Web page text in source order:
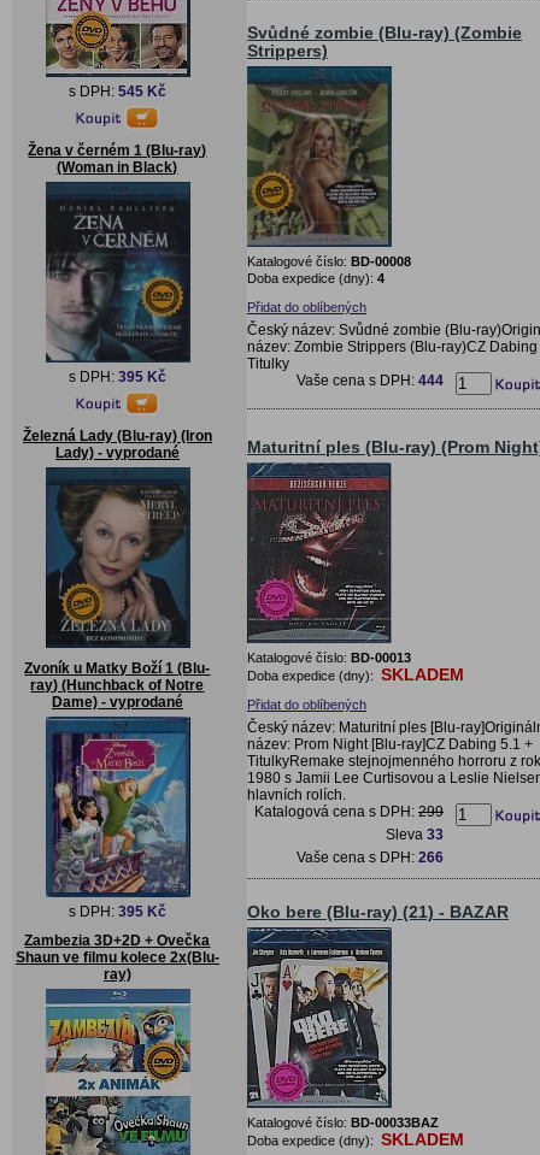
s DPH: 545 Kč
Žena v černém 1 (Blu-ray)
(Woman in Black)
s DPH: 395 Kč
Železná Lady (Blu-ray) (Iron
Lady) - vyprodané
Zvoník u Matky Boží 1 (Blu-
ray) (Hunchback of Notre
Dame) - vyprodané
s DPH: 395 Kč
Zambezia 3D+2D + Ovečka
Shaun ve filmu kolece 2x(Blu-
ray)
Svůdné zombie (Blu-ray) (Zombie
Strippers)
Katalogové číslo: BD-00008
Doba expedice (dny): 4
Přidat do oblíbených
Český název: Svůdné zombie (Blu-
název: Zombie Strippers (Blu-ray)CZ Dabing
Titulky
Vaše cena s DPH: 444
Maturitní ples (Blu-ray) (Prom
Katalogové číslo: BD-00013
Doba expedice (dny): SKLADEM
Přidat do oblíbených
Český název: Maturitní ples [Blu-
název: Prom Night [Blu-ray]CZ Dabing 5.1 +
TitulkyRemake stejnojmenného horroru z
1980 s Jamii Lee Curtisovou a Leslie
hlavních rolích.
Katalogová cena s DPH: 299
Sleva 33
Vaše cena s DPH: 266
Oko bere (Blu-ray) (21) - BAZAR
Katalogové číslo: BD-00033BAZ
Doba expedice (dny): SKLADEM